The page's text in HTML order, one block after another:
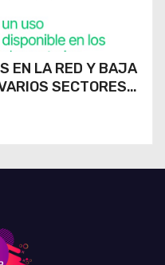
EN LA RED Y BAJA
SECTORES